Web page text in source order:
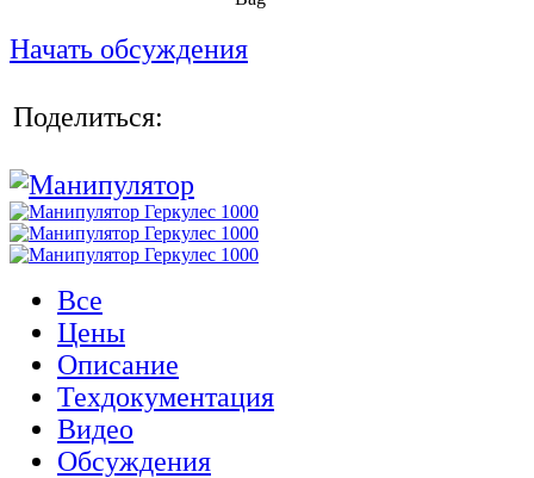
Начать обсуждения
Поделиться:
Все
Цены
Описание
Техдокументация
Видео
Обсуждения